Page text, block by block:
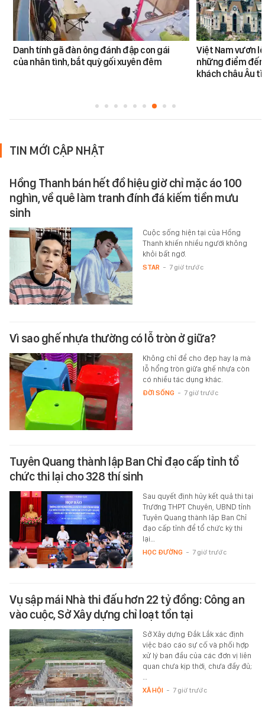
Danh tính gã đàn ông đánh đập con gái
của nhân tình, bắt quỳ gối xuyên đêm
Việt Nam vươn
những điểm
khách châu Âu
TIN MỚI CẬP NHẬT
Hồng Thanh bán hết đồ hiệu giờ chỉ mặc áo 100
nghìn, về quê làm tranh đính đá kiếm tiền mưu
sinh
Cuộc sống hiện tại của Hồng
Thanh khiến nhiều người không
khỏi bất ngờ.
STAR - 7 giờ trước
Vì sao ghế nhựa thường có lỗ tròn ở giữa?
Không chỉ để cho đẹp hay lạ mà
lỗ hổng tròn giữa ghế nhựa còn
có nhiều tác dụng khác.
ĐỜI SỐNG - 7 giờ trước
Tuyên Quang thành lập Ban Chỉ đạo cấp tỉnh tổ
chức thi lại cho 328 thí sinh
Sau quyết định hủy kết quả thi tại
Trường THPT Chuyên, UBND tỉnh
Tuyên Quang thành lập Ban Chỉ
đạo cấp tỉnh để tổ chức kỳ thi
lại…
HỌC ĐƯỜNG - 7 giờ trước
Vụ sập mái Nhà thi đấu hơn 22 tỷ đồng: Công an
vào cuộc, Sở Xây dựng chỉ loạt tồn tại
Sở Xây dựng Đắk Lắk xác định
việc báo cáo sự cố và phối hợp
xử lý ban đầu của các đơn vị liên
quan chưa kịp thời, chưa đầy đủ;
…
XÃ HỘI - 7 giờ trước